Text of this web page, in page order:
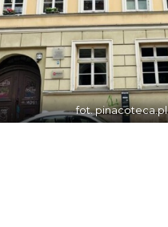
fot. pinacoteca.pl